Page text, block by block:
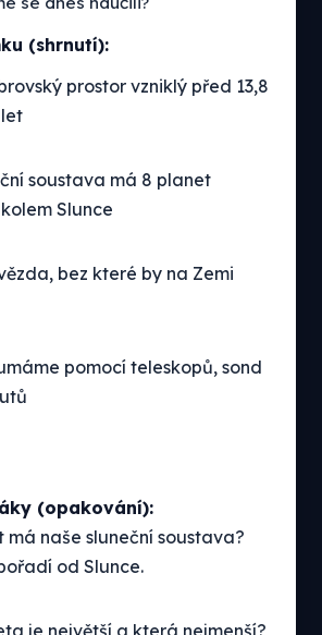
(shrnutí):
prostor vzniklý před 13,8
soustava má 8 planet
Slunce
bez které by na Zemi
pomocí teleskopů, sond
(opakování):
má naše sluneční soustava?
od Slunce.
je největší a která nejmenší?